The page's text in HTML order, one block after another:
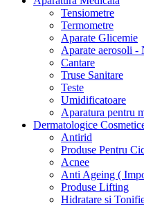
Tensiometre
Termometre
Aparate Glicemie
Aparate aerosoli -
Cantare
Truse Sanitare
Teste
Umidificatoare
Aparatura pentru
Dermatologice
Antirid
Produse Pentru
Acnee
Anti Ageing (
Produse Lifting
Hidratare si